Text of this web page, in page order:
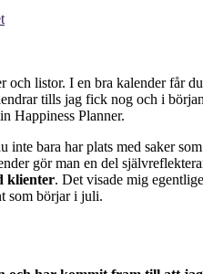
och listor. I en bra kalender får
tills jag fick nog och i
Planner.
inte bara har plats med saker
gör man en del
klienter. Det visade mig
som börjar i juli.